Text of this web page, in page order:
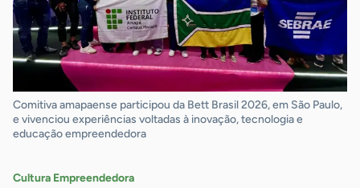
Comitiva amapaense participou da Bett Brasil 2026, em São Paulo,
e vivenciou experiências voltadas à inovação, tecnologia e
educação empreendedora
Cultura Empreendedora